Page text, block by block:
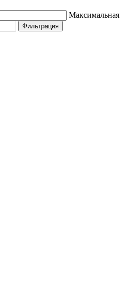
Максимальная
Фильтрация